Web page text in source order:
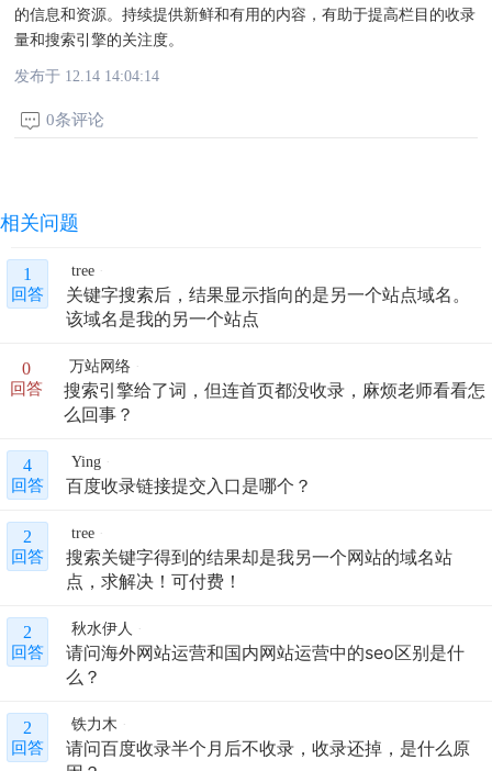
的信息和资源。持续提供新鲜和有用的内容，有助于提高栏目的收录
量和搜索引擎的关注度。
发布于 12.14 14:04:14
0条评论
相关问题
1
回答
tree
关键字搜索后，结果显示指向的是另一个站点域名。
该域名是我的另一个站点
0
回答
万站网络
搜索引擎给了词，但连首页都没收录，麻烦老师看看怎
么回事？
4
回答
Ying
百度收录链接提交入口是哪个？
2
回答
tree
搜索关键字得到的结果却是我另一个网站的域名站
点，求解决！可付费！
2
回答
秋水伊人
请问海外网站运营和国内网站运营中的seo区别是什
么？
2
回答
铁力木
请问百度收录半个月后不收录，收录还掉，是什么原